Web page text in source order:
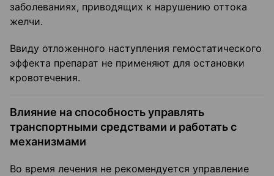
заболеваниях, приводящих к нарушению оттока
желчи.
Ввиду отложенного наступления гемостатического
эффекта препарат не применяют для остановки
кровотечения.
Влияние на способность управлять
транспортными средствами и работать с
механизмами
Во время лечения не рекомендуется управление